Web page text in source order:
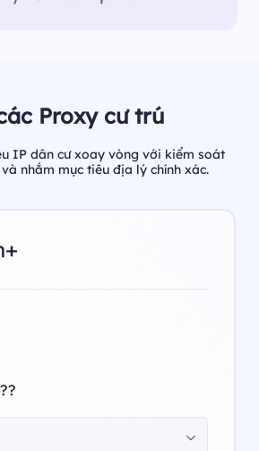
Proxy cư trú
IP dân cư xoay vòng với kiểm soát
nhắm mục tiêu địa lý chính xác.